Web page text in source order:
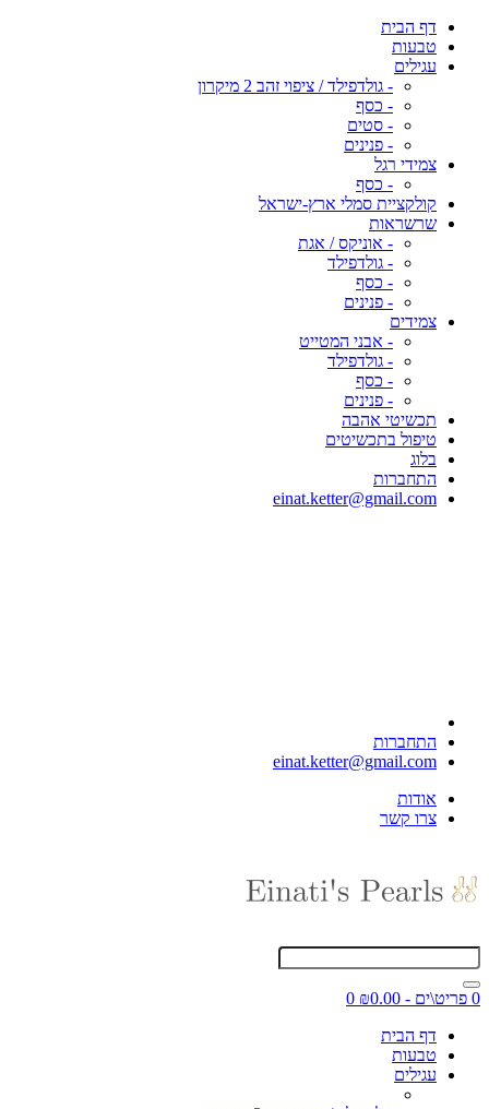
דף הבית
טבעות
עגילים
- גולדפילד / ציפוי זהב 2 מיקרון
- כסף
- סטים
- פנינים
צמידי רגל
- כסף
קולקציית סמלי ארץ-ישראל
שרשראות
- אוניקס / אגת
- גולדפילד
- כסף
- פנינים
צמידים
- אבני המטייט
- גולדפילד
- כסף
- פנינים
תכשיטי אהבה
טיפול בתכשיטים
בלוג
התחברות
einat.ketter@gmail.com
התחברות
einat.ketter@gmail.com
אודות
צרו קשר
0 פריט\ים - ₪0.00
0
דף הבית
טבעות
עגילים